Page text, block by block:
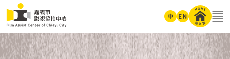
跳到主要區域